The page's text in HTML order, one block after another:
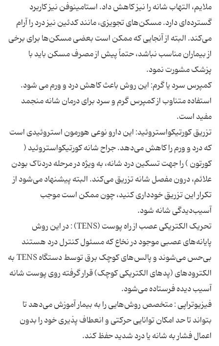
ملایم، التهاب شانه را نیز کاهش داد. استامینوفن نیز کاربرد
گسترده‌ای دارد. مسکن‌های تجویزی، مانند کدئین نیز درد را آرام
می‌کند. البته از آنجایی که ممکن است بعضی مسکن‌ها برای برخی
از بیماران مناسب نباشد، حتماً پیش از مصرف مسکن باید با
کمپرس سرد یا گرم: این روش باعث کاهش درد و ورم می شود.
استفاده متناوب از کمپرس گرم و سرد برای درمان شانه منجمد
تزریق کورتیکواستروئید: این دارو نوعی هورمون استروئیدی است
که درد و ورم را کاهش می‌دهد. جراح شانه کورتیکواستروئید (
کورتون ) را جهت تسکین درد شانه، به ویژه در مرحله دردناک بودن
علائم، درون مفصل شانه تزریق می‌کند. البته پیشنهاد می‌شود از
تکرار این تزریق خودداری کنید، چون ممکن است موجب
تحریک الکتریکی عصب از راه پوست (TENS) : در این روش
پایانه‌های عصبی موجود در نخاع که مسئول کنترل درد هستند
بی‌حس می‌شوند و پالس‌های کوچک برق توسط دستگاه TENS به
الکترودهای (پدهای الکتریکی کوچک) قرار گرفته روی پوست شانه
فیزیوتراپی : متخصص روش‌هایی را به بیمار آموزش می‌دهد تا
بتواند تا حد امکان توانایی حرکتی و انعطاف پذیری خود را بدون